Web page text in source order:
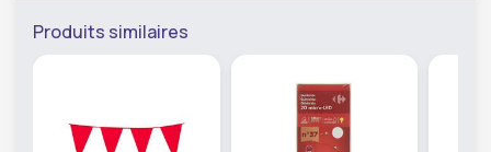
Produits similaires